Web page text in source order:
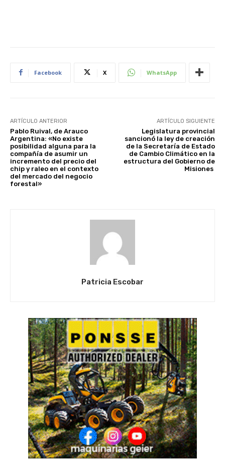
Facebook X WhatsApp
ARTÍCULO ANTERIOR
Pablo Ruival, de Arauco
Argentina: «No existe
posibilidad alguna para la
compañía de asumir un
incremento del precio del
chip y raleo en el contexto
del mercado del negocio
forestal»
ARTÍCULO SIGUIENTE
Legislatura provincial
sancionó la ley de creación
de la Secretaría de Estado
de Cambio Climático en la
estructura del Gobierno de
Misiones
Patricia Escobar